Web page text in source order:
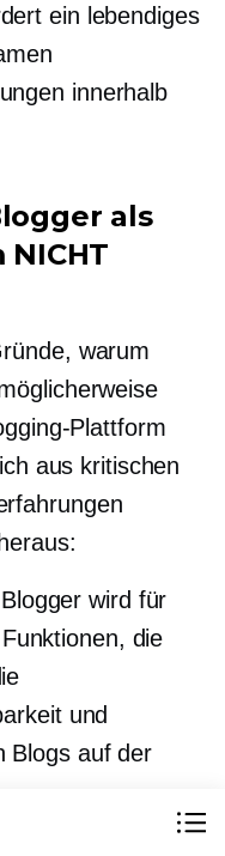
ein lebendiges
innerhalb
als
warum
Plattform
aus kritischen
wird für
die
und
Blogs auf der